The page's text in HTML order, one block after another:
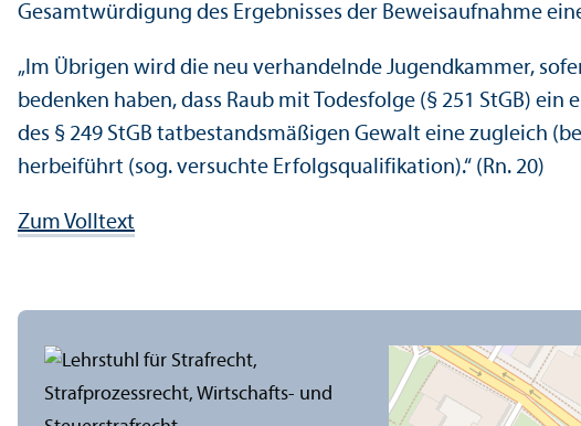
Gesamtwürdigung des Ergebnisses der Beweisaufnahme
„Im Übrigen wird die neu verhandelnde Jugendkammer,
bedenken haben, dass Raub mit Todesfolge (§ 251 StGB)
des § 249 StGB tatbestandsmäßigen Gewalt eine zugleich
herbeiführt (sog. versuchte Erfolgs­qualifikation).“ (Rn. 20)
Zum Volltext